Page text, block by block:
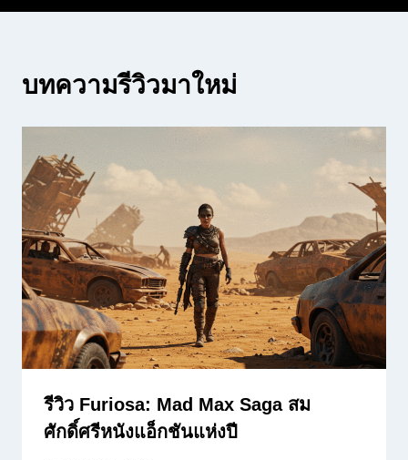
บทความรีวิวมาใหม่
รีวิว Furiosa: Mad Max Saga สม
ศักดิ์ศรีหนังแอ็กชันแห่งปี